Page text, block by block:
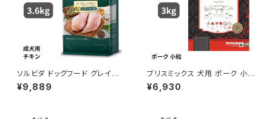
ソルビダ ドッグフード グレイン
フリー チキン 室内飼育成犬用
3.6kg 4562312014466
¥9,889
ブリスミックス 犬用 ポーク 小
粒 3kg
¥6,930